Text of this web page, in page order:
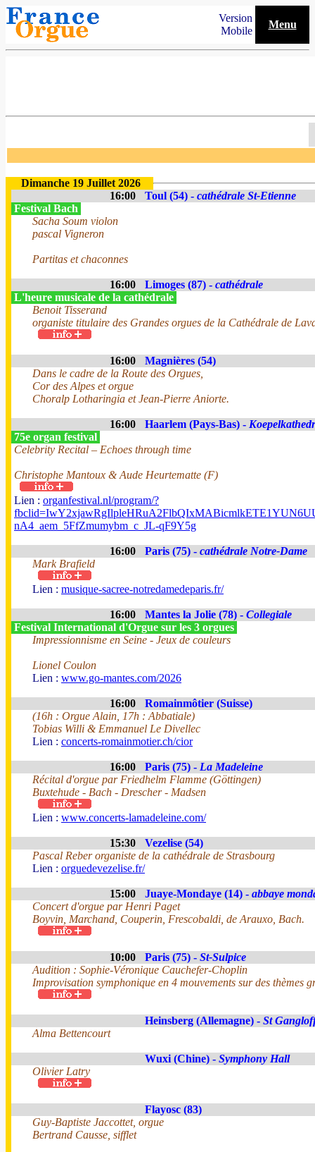
Version
Mobile
Menu
Dimanche 19 Juillet 2026
16:00
Toul (54) - cathédrale St-Etienne
Festival Bach
Sacha Soum violon
pascal Vigneron
Partitas et chaconnes
16:00 Limoges (87) - cathédrale
L'heure musicale de la cathédrale
Benoit Tisserand
organiste titulaire des Grandes orgues de la Cathédrale de
16:00
Magnières (54)
Dans le cadre de la Route des Orgues,
Cor des Alpes et orgue
Choralp Lotharingia et Jean-Pierre Aniorte.
16:00 Haarlem (Pays-Bas) -
75e organ festival
Celebrity Recital – Echoes through time
Christophe Mantoux & Aude Heurtematte (F)
Lien : organfestival.nl/program/?
nA4_aem_5FfZmumybm_c_JL-qF9Y5g
16:00 Paris (75) - cathédrale Notre-Dame
Mark Brafield
Lien : musique-sacree-notredamedeparis.fr/
16:00 Mantes la Jolie (78) - Collegiale
Festival International d'Orgue sur les 3 orgues
Impressionnisme en Seine - Jeux de couleurs
Lionel Coulon
Lien : www.go-mantes.com/2026
16:00
Romainmôtier (Suisse)
(16h : Orgue Alain, 17h : Abbatiale)
Tobias Willi & Emmanuel Le Divellec
Lien : concerts-romainmotier.ch/cior
16:00 Paris (75) - La Madeleine
Récital d'orgue par Friedhelm Flamme (Göttingen)
Buxtehude - Bach - Drescher - Madsen
Lien : www.concerts-lamadeleine.com/
15:30
Vezelise (54)
Pascal Reber organiste de la cathédrale de Strasbourg
Lien : orguedevezelise.fr/
15:00 Juaye-Mondaye (14) - abbaye
Concert d'orgue par Henri Paget
Boyvin, Marchand, Couperin, Frescobaldi, de Arauxo, Bach.
10:00 Paris (75) - St-Sulpice
Audition : Sophie-Véronique Cauchefer-Choplin
Improvisation symphonique en 4 mouvements sur des thèmes
Heinsberg (Allemagne) - St
Alma Bettencourt
Wuxi (Chine) - Symphony Hall
Olivier Latry
Flayosc (83)
Guy-Baptiste Jaccottet, orgue
Bertrand Causse, sifflet